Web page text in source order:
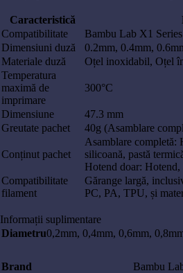
Caracteristică
Compatibilitate
Bambu Lab X1
Dimensiuni duză
0.2mm, 0.4mm,
Materiale duză
Oțel inoxidabil, Oțel
Temperatura
maximă de
imprimare
300°C
Dimensiune
47.3 mm
Greutate pachet
40g (Asamblare
Conținut pachet
Asamblare completă:
silicoană, pastă
Hotend doar: Hotend,
Compatibilitate
filament
Gărange largă,
PC, PA, TPU, și
Informații suplimentare
Diametru0,2mm, 0,4mm, 0,6mm,
Brand
Bambu